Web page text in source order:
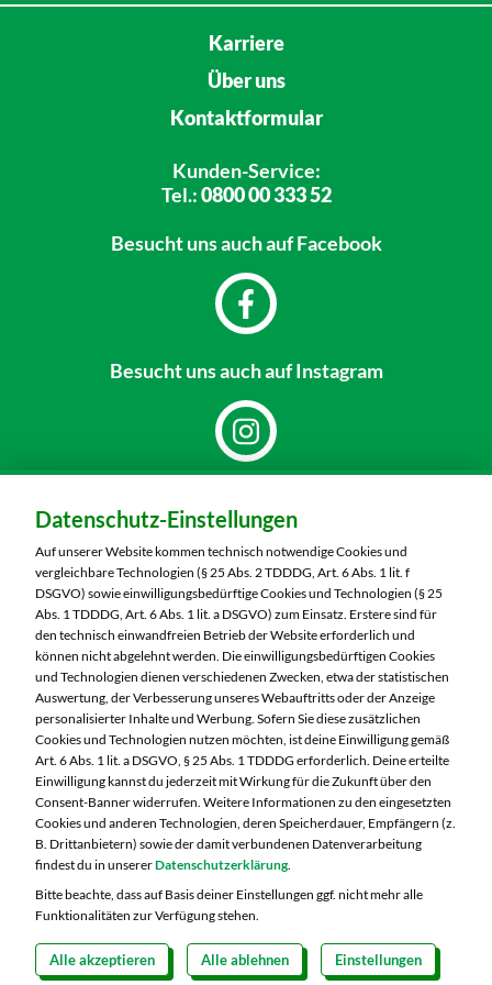
Karriere
Über uns
Kontaktformular
Kunden-Service:
Tel.:0800 00 333 52
Besucht unsauch auf Facebook
Besucht unsauch auf Instagram
MARKTKAUF Markkleeberg
Städtelner Straße 54
04416 Markkleeberg
Telefon:0341 35390
Markt ändern
Öffnungszeiten diese Woche:
Mo:
07:00 – 20:00 Uhr
Di:
07:00 – 20:00 Uhr
Mi:
07:00 – 20:00 Uhr
Do:
07:00 – 21:00 Uhr
Fr:
07:00 – 21:00 Uhr
Datenschutz-Einstellungen
Auf unserer Website kommen technisch notwendige Cookies und
vergleichbare Technologien (§ 25 Abs. 2 TDDDG, Art. 6 Abs. 1 lit. f
DSGVO) sowie einwilligungsbedürftige Cookies und Technologien (§ 25
Abs. 1 TDDDG, Art. 6 Abs. 1 lit. a DSGVO) zum Einsatz. Erstere sind für
den technisch einwandfreien Betrieb der Website erforderlich und
können nicht abgelehnt werden. Die einwilligungsbedürftigen Cookies
und Technologien dienen verschiedenen Zwecken, etwa der statistischen
Auswertung, der Verbesserung unseres Webauftritts oder der Anzeige
personalisierter Inhalte und Werbung. Sofern Sie diese zusätzlichen
Cookies und Technologien nutzen möchten, ist deine Einwilligung gemäß
Art. 6 Abs. 1 lit. a DSGVO, § 25 Abs. 1 TDDDG erforderlich. Deine erteilte
Einwilligung kannst du jederzeit mit Wirkung für die Zukunft über den
Consent-Banner widerrufen. Weitere Informationen zu den eingesetzten
Cookies und anderen Technologien, deren Speicherdauer, Empfängern (z.
B. Drittanbietern) sowie der damit verbundenen Datenverarbeitung
findest du in unsererDatenschutzerklärung.
Bitte beachte, dass auf Basis deiner Einstellungen ggf. nicht mehr alle
Funktionalitäten zur Verfügung stehen.
Alle akzeptieren Alle ablehnen Einstellungen